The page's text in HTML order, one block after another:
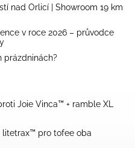
nad Orlicí | Showroom 19 km
v roce 2026 – průvodce
prázdninách?
Joie Vinca™ + ramble XL
litetrax™ pro tofee oba